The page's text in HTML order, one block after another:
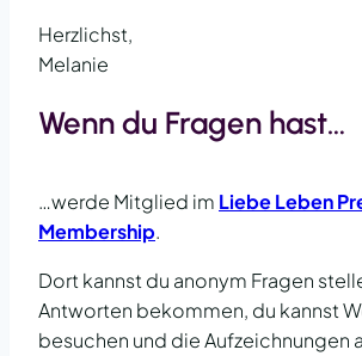
Herzlichst,
Melanie
Wenn du Fragen hast…
…werde Mitglied im Liebe Leben
Membership.
Dort kannst du anonym Fragen
Antworten bekommen, du kannst
besuchen und die Aufzeichnungen